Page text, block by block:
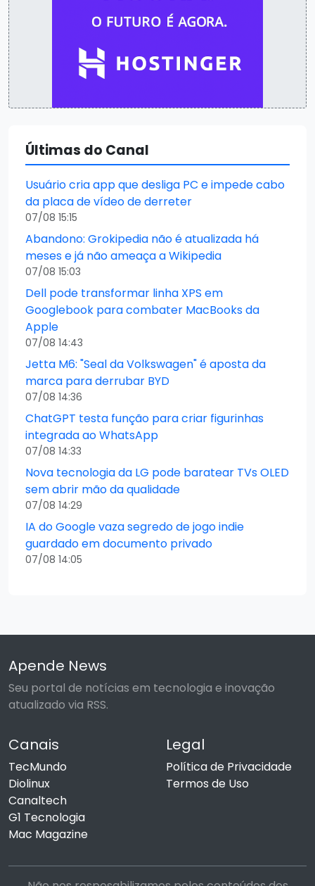
Últimas do Canal
Usuário cria app que desliga PC e impede cabo
da placa de vídeo de derreter
07/08 15:15
Abandono: Grokipedia não é atualizada há
meses e já não ameaça a Wikipedia
07/08 15:03
Dell pode transformar linha XPS em
Googlebook para combater MacBooks da
Apple
07/08 14:43
Jetta M6: "Seal da Volkswagen" é aposta da
marca para derrubar BYD
07/08 14:36
ChatGPT testa função para criar figurinhas
integrada ao WhatsApp
07/08 14:33
Nova tecnologia da LG pode baratear TVs OLED
sem abrir mão da qualidade
07/08 14:29
IA do Google vaza segredo de jogo indie
guardado em documento privado
07/08 14:05
Apende News
Seu portal de notícias em tecnologia e inovação
atualizado via RSS.
Canais
TecMundo
Diolinux
Canaltech
G1 Tecnologia
Mac Magazine
Legal
Política de Privacidade
Termos de Uso